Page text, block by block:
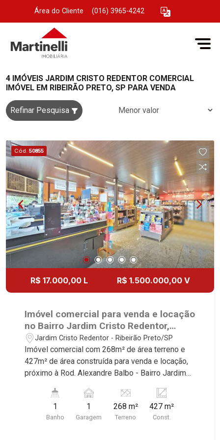
Área do Cliente (016) 3965-4242
4 IMÓVEIS JARDIM CRISTO REDENTOR COMERCIAL
IMÓVEL EM RIBEIRÃO PRETO, SP PARA VENDA
Refinar Pesquisa
Cód. 50855
R$ 17.000,00 L R$ 1.500.000,00 V
Imóvel comercial para venda e locação
no Bairro Jardim Cristo Redentor,
próximo à Rod. Alexandre Balbo -
Ribeirão Preto/SP.
Jardim Cristo Redentor - Ribeirão Preto/SP
Imóvel comercial com 268m² de área terreno e
427m² de área construída para venda e locação,
próximo à Rod. Alexandre Balbo - Bairro Jardim
características deste imóvel que a Martinelli
Imobiliária selecionou para você: - 268m² de área
terreno e 427m² de área construída - Cozinha
1
Banho
1
Garagem
268 m²
Terreno
427 m²
Const.